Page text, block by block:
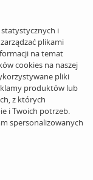
i
plikami
na temat
cookies na naszej
pliki
produktów lub
z których
i Twoich potrzeb.
spersonalizowanych